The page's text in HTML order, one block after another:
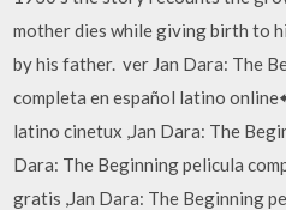
mother dies while giving birth to
by his father. ️ ver Jan Dara: The
completa en español latino
latino cinetux ,Jan Dara: The
Dara: The Beginning pelicula
gratis ,Jan Dara: The Beginning